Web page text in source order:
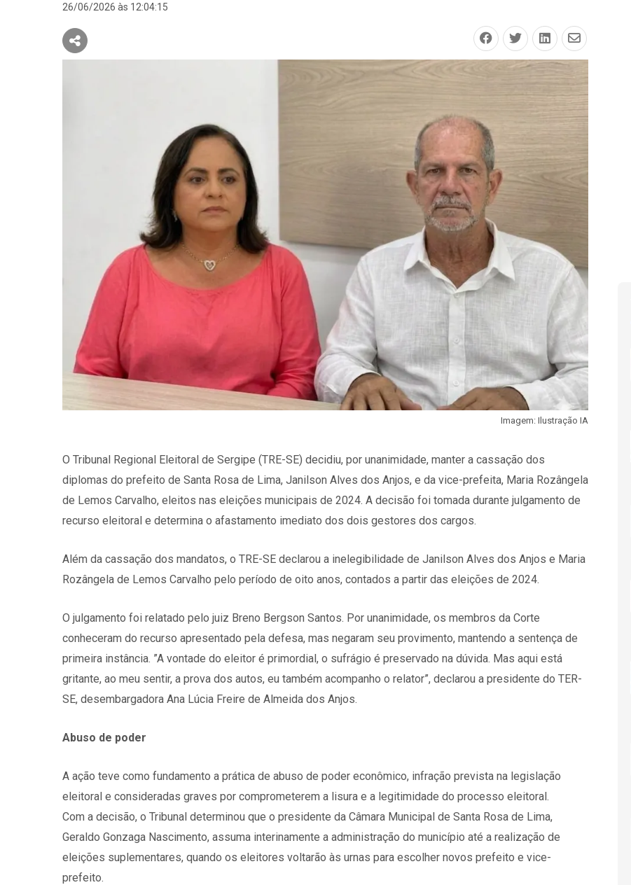
26/06/2026 às 12:04:15
Imagem: Ilustração IA
O Tribunal Regional Eleitoral de Sergipe (TRE-SE) decidiu, por unanimidade, manter a cassação dos
diplomas do prefeito de Santa Rosa de Lima, Janilson Alves dos Anjos, e da vice-prefeita, Maria Rozângela
de Lemos Carvalho, eleitos nas eleições municipais de 2024. A decisão foi tomada durante julgamento de
recurso eleitoral e determina o afastamento imediato dos dois gestores dos cargos.
Além da cassação dos mandatos, o TRE-SE declarou a inelegibilidade de Janilson Alves dos Anjos e Maria
Rozângela de Lemos Carvalho pelo período de oito anos, contados a partir das eleições de 2024.
O julgamento foi relatado pelo juiz Breno Bergson Santos. Por unanimidade, os membros da Corte
conheceram do recurso apresentado pela defesa, mas negaram seu provimento, mantendo a sentença de
primeira instância. ”A vontade do eleitor é primordial, o sufrágio é preservado na dúvida. Mas aqui está
gritante, ao meu sentir, a prova dos autos, eu também acompanho o relator”, declarou a presidente do TER-
SE, desembargadora Ana Lúcia Freire de Almeida dos Anjos.
Abuso de poder
A ação teve como fundamento a prática de abuso de poder econômico, infração prevista na legislação
eleitoral e consideradas graves por comprometerem a lisura e a legitimidade do processo eleitoral.
Com a decisão, o Tribunal determinou que o presidente da Câmara Municipal de Santa Rosa de Lima,
Geraldo Gonzaga Nascimento, assuma interinamente a administração do município até a realização de
eleições suplementares, quando os eleitores voltarão às urnas para escolher novos prefeito e vice-
prefeito.